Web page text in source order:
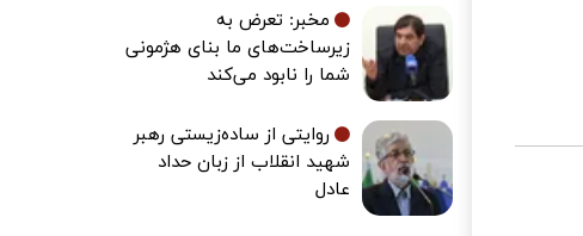
مخبر: تعرض به
زیرساخت‌های ما بنای هژمونی
شما را نابود می‌کند
روایتی از ساده‌زیستی رهبر
شهید انقلاب از زبان حداد
عادل